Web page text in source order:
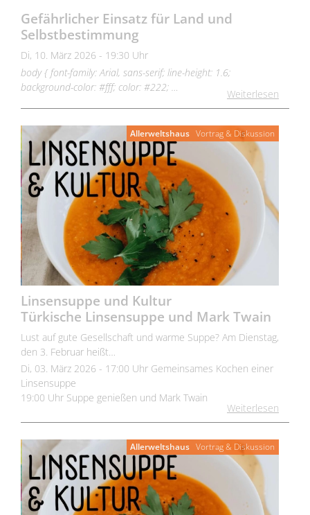
Gefährlicher Einsatz für Land und
Selbstbestimmung
Di, 10. März 2026 - 19:30 Uhr
body { font-family: Arial, sans-serif; line-height: 1.6;
background-color: #fff; color: #222; …
Weiterlesen
Allerweltshaus Vortrag & Diskussion
Linsensuppe und Kultur
Türkische Linsensuppe und Mark Twain
Lust auf gute Gesellschaft und warme Suppe? Am Dienstag,
den 3. Februar heißt…
Di, 03. März 2026 - 17:00 Uhr Gemeinsames Kochen einer
Linsensuppe
19:00 Uhr Suppe genießen und Mark Twain
Weiterlesen
Allerweltshaus Vortrag & Diskussion